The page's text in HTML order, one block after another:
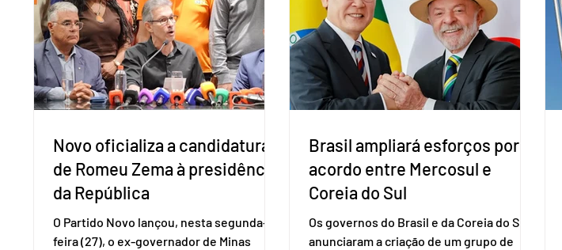
Brasil considera que as tarifas são
injustificadas e incompatíveis com as
obrigações assumidas pelos Estados
Unid
Nacional de Incorporação de Novas
Tecnologias no SUS (Conitec) na semana
que vem. A Conitec é um colegiado
Novo oficializa a candidatura
de Romeu Zema à presidência
da República
O Partido Novo lançou, nesta segunda-
feira (27), o ex-governador de Minas
Brasil ampliará esforços por
acordo entre Mercosul e
Coreia do Sul
Os governos do Brasil e da Coreia do Sul
anunciaram a criação de um grupo de